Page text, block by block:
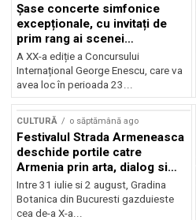
Șase concerte simfonice
excepționale, cu invitați de
prim rang ai scenei
internaționale și ansambluri
orchestrale românești de
prestigiu, în programul
Concursului Enescu 2026
A XX-a ediție a Concursului
Internațional George Enescu, care va
avea loc în perioada 23...
CULTURĂ o săptămână ago
Festivalul Strada Armeneasca
deschide portile catre
Armenia prin arta, dialog si
patrimoniu, intre 31 iulie si 2
august, la Gradina Botanica din
Bucuresti
Intre 31 iulie si 2 august, Gradina
Botanica din Bucuresti gazduieste
cea de-a X-a...